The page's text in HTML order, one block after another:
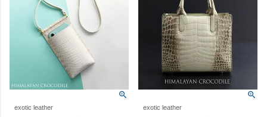
exotic leather exotic leather